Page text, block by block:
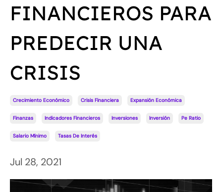
FINANCIEROS PARA
PREDECIR UNA
CRISIS
Crecimiento Económico Crisis Financiera Expansión Económica
Finanzas Indicadores Financieros Inversiones Inversión Pe Ratio
Salario Mínimo Tasas De Interés
Jul 28, 2021